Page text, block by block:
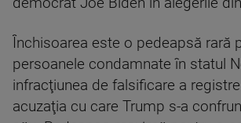
Închisoarea este o pedeapsă rară
persoanele condamnate în statul
infracţiunea de falsificare a
acuzaţia cu care Trump s-a